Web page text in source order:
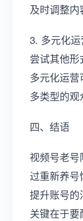
及时调整内
3. 多元化
尝试其他形
多元化运
多类型的观
四、结语
视频号老
过重新养号
提升账号的
关键在于